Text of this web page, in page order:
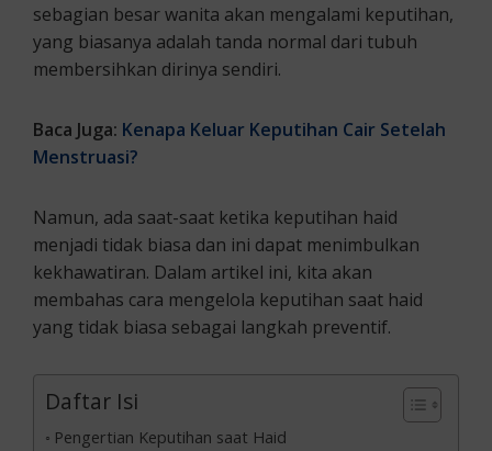
sebagian besar wanita akan mengalami keputihan,
yang biasanya adalah tanda normal dari tubuh
membersihkan dirinya sendiri.
Baca Juga: Kenapa Keluar Keputihan Cair Setelah
Menstruasi?
Namun, ada saat-saat ketika keputihan haid
menjadi tidak biasa dan ini dapat menimbulkan
kekhawatiran. Dalam artikel ini, kita akan
membahas cara mengelola keputihan saat haid
yang tidak biasa sebagai langkah preventif.
Daftar Isi
Pengertian Keputihan saat Haid